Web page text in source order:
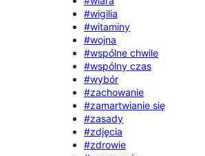
#wigilia
#witaminy
#wojna
#wspólne chwile
#wspólny czas
#wybór
#zachowanie
#zamartwianie się
#zasady
#zdjęcia
#zdrowie